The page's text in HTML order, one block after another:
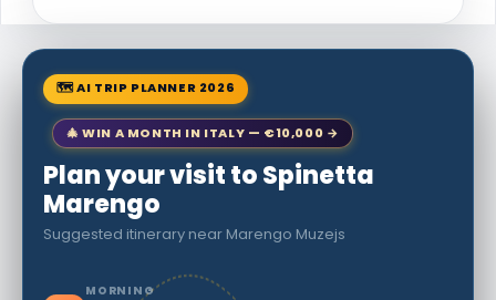
🗺 AI TRIP PLANNER 2026
🎄 WIN A MONTH IN ITALY — €10,000 →
Plan your visit to Spinetta
Marengo
Suggested itinerary near Marengo Muzejs
MORNING